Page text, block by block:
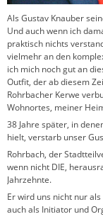
Als Gustav Knauber
Und auch wenn ich
praktisch nichts
vielmehr an den
ich mich noch gut an
Outfit, der ab diesem
Rohrbacher Kerwe
Wohnortes, meiner
38 Jahre später, in
hielt, verstarb unser
Rohrbach, der
wenn nicht DIE,
Jahrzehnte.
Er wird uns nicht nur
auch als Initiator und